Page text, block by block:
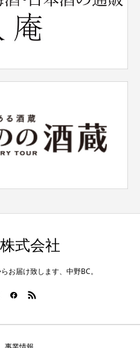
式会社
お届け致します、中野BC。